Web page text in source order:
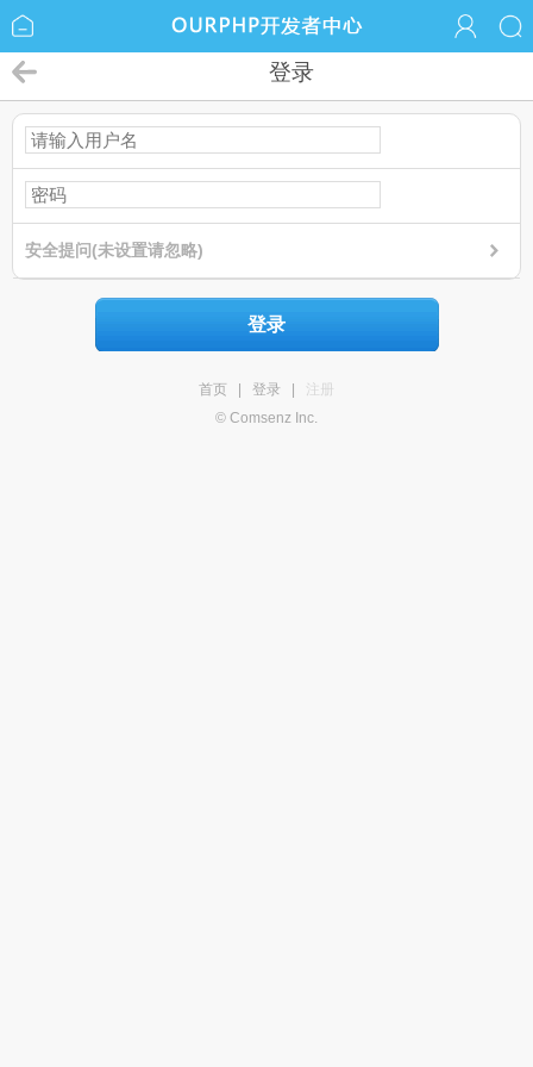
登录
安全提问(未设置请忽略)
登录
首页 登录
注册
© Comsenz Inc.